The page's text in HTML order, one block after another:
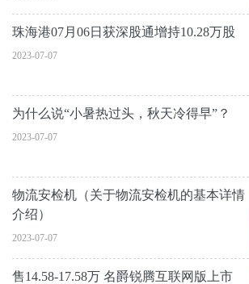
珠海港07月06日获深股通增持10.28万股
2023-07-07
为什么说“小暑热过头，秋天冷得早”？
2023-07-07
物流安检机（关于物流安检机的基本详情
介绍）
2023-07-07
售14.58-17.58万 名爵锐腾互联网版上市